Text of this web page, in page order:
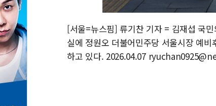
[서울=뉴스핌] 류기찬 기자 = 김재섭 국
실에 정원오 더불어민주당 서울시장 예
하고 있다. 2026.04.07